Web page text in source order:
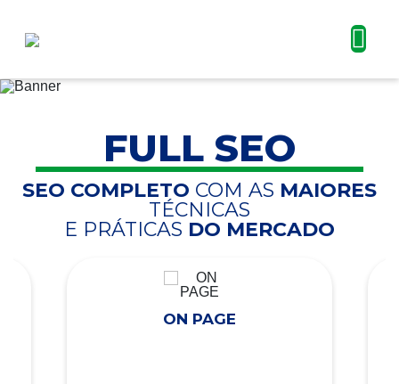
FULL SEO
SEO COMPLETO COM AS MAIORES
TÉCNICAS
E PRÁTICAS DO MERCADO
ON PAGE